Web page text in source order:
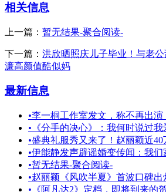
相关信息
上一篇： 暂无结果-聚合阅读-
下一篇： 洪欣晒照庆儿子毕业！与老
濂高颜值酷似妈
最新信息
•李一桐工作室发文，称不再出演
• 《分手的决心》：我何时说过我
•盛典礼服秀又来了！赵丽颖近40
•伊能静发声辟谣婚变传闻：我们
•暂无结果-聚合阅读-
•赵丽颖《风吹半夏》首波口碑出
• 《阿凡达2》定档，即将到来的